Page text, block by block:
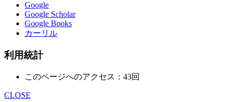
Google
Google Scholar
Google Books
カーリル
利用統計
このページへのアクセス：43回
CLOSE